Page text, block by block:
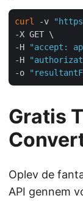
curl -v
-X GET \
-H
"accept:
-H
-o
Gratis
Oplev de
API gennem